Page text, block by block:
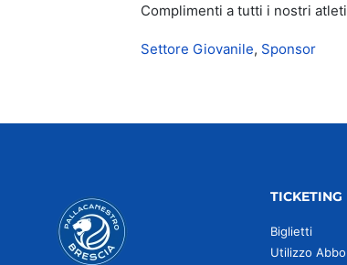
Complimenti a tutti i nostri
Settore Giovanile, Sponsor
TICKETING
Biglietti
Utilizzo